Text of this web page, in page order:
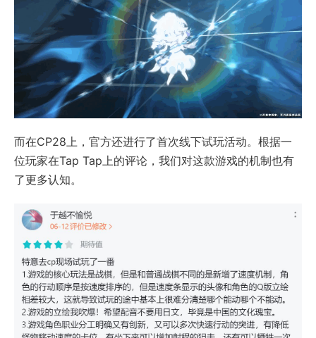
而在CP28上，官方还进行了首次线下试玩活动。根据一
位玩家在Tap Tap上的评论，我们对这款游戏的机制也有
了更多认知。